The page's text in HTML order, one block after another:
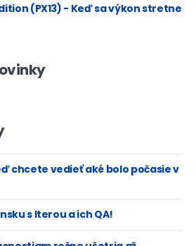
(PX13) - Keď sa výkon stretne
chcete vedieť aké bolo počasie v
s Iterou a ich QA!